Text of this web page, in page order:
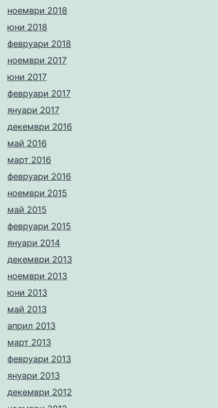
ноември 2018
юни 2018
февруари 2018
ноември 2017
юни 2017
февруари 2017
януари 2017
декември 2016
май 2016
март 2016
февруари 2016
ноември 2015
май 2015
февруари 2015
януари 2014
декември 2013
ноември 2013
юни 2013
май 2013
април 2013
март 2013
февруари 2013
януари 2013
декември 2012